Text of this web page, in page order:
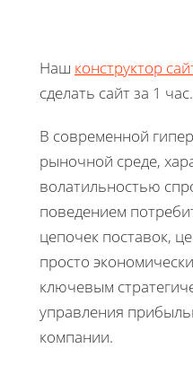
Наш конструктор
сделать сайт за 1 час.
В современной
рыночной среде,
волатильностью
поведением
цепочек поставок,
просто
ключевым
управления
компании.